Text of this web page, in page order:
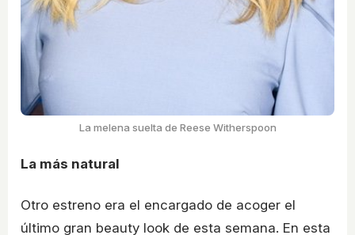
La melena suelta de Reese Witherspoon
La más natural
Otro estreno era el encargado de acoger el
último gran beauty look de esta semana. En esta